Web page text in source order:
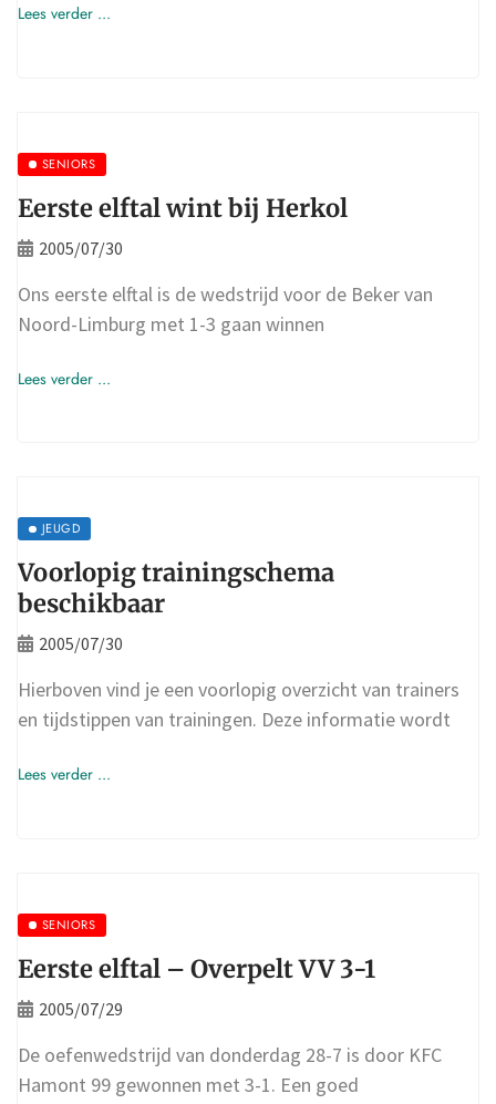
Lees verder ...
SENIORS
Eerste elftal wint bij Herkol
2005/07/30
Ons eerste elftal is de wedstrijd voor de Beker van
Noord-Limburg met 1-3 gaan winnen
Lees verder ...
JEUGD
Voorlopig trainingschema
beschikbaar
2005/07/30
Hierboven vind je een voorlopig overzicht van trainers
en tijdstippen van trainingen. Deze informatie wordt
Lees verder ...
SENIORS
Eerste elftal – Overpelt VV 3-1
2005/07/29
De oefenwedstrijd van donderdag 28-7 is door KFC
Hamont 99 gewonnen met 3-1. Een goed